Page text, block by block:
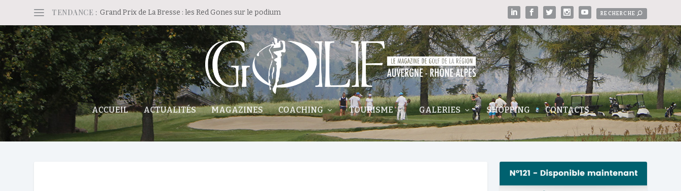
TENDANCE : Grand Prix de La Bresse : les Red Gones sur le podium
ACCUEIL ACTUALITÉS MAGAZINES COACHING TOURISME GALERIES SHOPPING CONTACTS